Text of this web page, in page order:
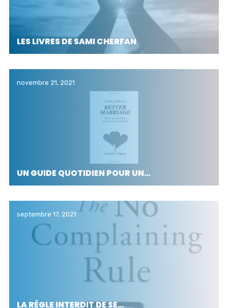
LES LIVRES DE SAMI CHERFAN
novembre 21, 2021
UN GUIDE QUOTIDIEN POUR UN…
septembre 17, 2021
LA RÈGLE INTERDIT DE SE…